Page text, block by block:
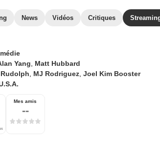
News Vidéos Critiques
Yang
Matt Hubbard
MJ Rodriguez, Joel Kim Booster
Mes amis
--